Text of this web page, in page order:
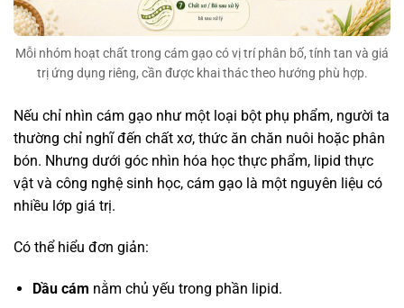
Mỗi nhóm hoạt chất trong cám gạo có vị trí phân bố, tính tan và giá
trị ứng dụng riêng, cần được khai thác theo hướng phù hợp.
Nếu chỉ nhìn cám gạo như một loại bột phụ phẩm, người ta
thường chỉ nghĩ đến chất xơ, thức ăn chăn nuôi hoặc phân
bón. Nhưng dưới góc nhìn hóa học thực phẩm, lipid thực
vật và công nghệ sinh học, cám gạo là một nguyên liệu có
nhiều lớp giá trị.
Có thể hiểu đơn giản:
Dầu cám nằm chủ yếu trong phần lipid.